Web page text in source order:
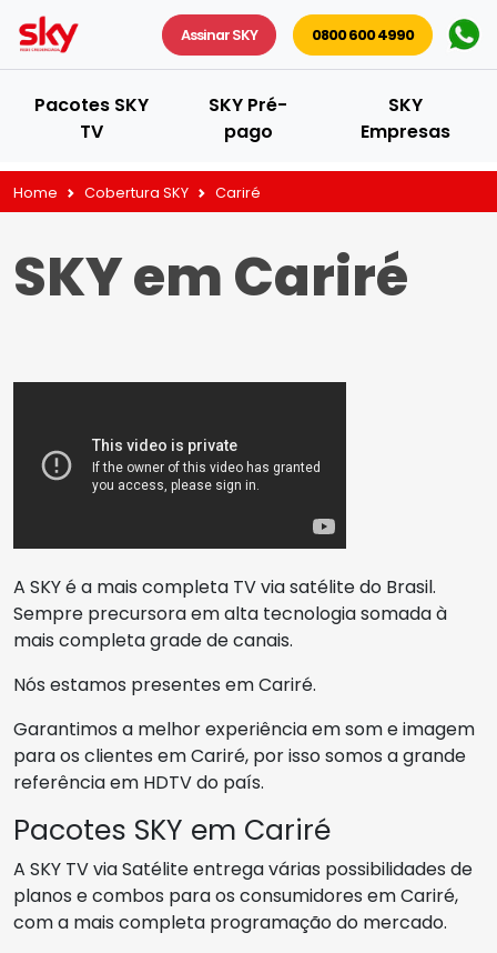
Assinar SKY 0800 600 4990
Pacotes SKY
TV
SKY Pré-
pago
SKY
Empresas
Home Cobertura SKY Cariré
SKY em Cariré
A SKY é a mais completa TV via satélite do Brasil.
Sempre precursora em alta tecnologia somada à
mais completa grade de canais.
Nós estamos presentes em Cariré.
Garantimos a melhor experiência em som e imagem
para os clientes em Cariré, por isso somos a grande
referência em HDTV do país.
Pacotes SKY em Cariré
A SKY TV via Satélite entrega várias possibilidades de
planos e combos para os consumidores em Cariré,
com a mais completa programação do mercado.